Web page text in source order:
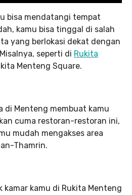
bisa mendatangi tempat
kamu bisa tinggal di salah
yang berlokasi dekat dengan
seperti di Rukita
Menteng Square.
di Menteng membuat kamu
cuma restoran-restoran ini,
mudah mengakses area
Thamrin.
kamar kamu di Rukita Menteng